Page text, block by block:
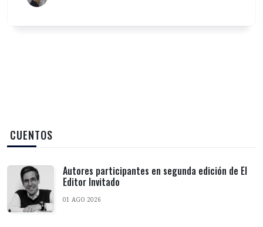
‎ CUENTOS
Autores participantes en segunda edición de El
Editor Invitado
01 AGO 2026